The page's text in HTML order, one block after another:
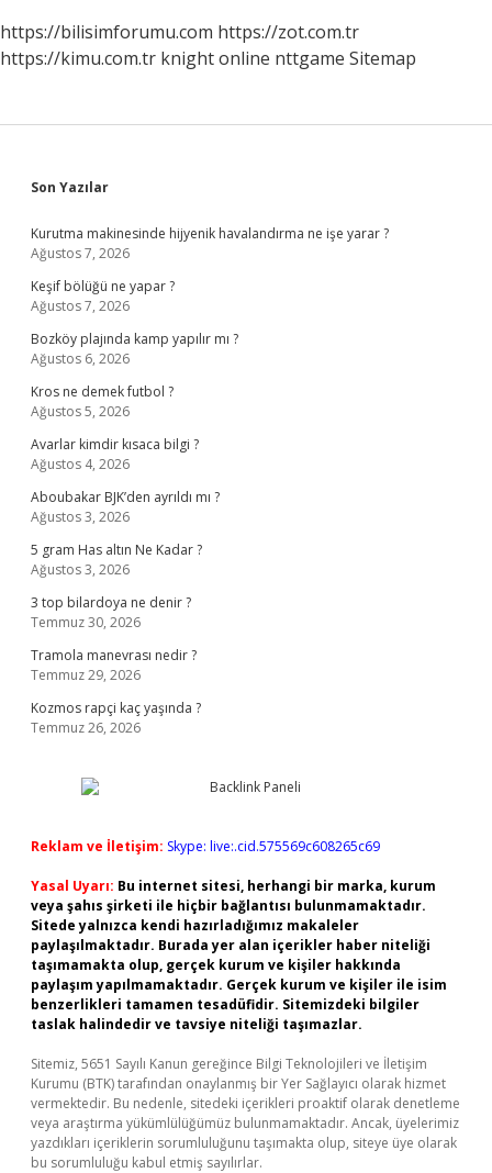
https://bilisimforumu.com https://zot.com.tr
https://kimu.com.tr knight online nttgame Sitemap
Sidebar
Son Yazılar
Kurutma makinesinde hijyenik havalandırma ne işe yarar ?
Ağustos 7, 2026
Keşif bölüğü ne yapar ?
Ağustos 7, 2026
Bozköy plajında kamp yapılır mı ?
Ağustos 6, 2026
Kros ne demek futbol ?
Ağustos 5, 2026
Avarlar kimdir kısaca bilgi ?
Ağustos 4, 2026
Aboubakar BJK’den ayrıldı mı ?
Ağustos 3, 2026
5 gram Has altın Ne Kadar ?
Ağustos 3, 2026
3 top bilardoya ne denir ?
Temmuz 30, 2026
Tramola manevrası nedir ?
Temmuz 29, 2026
Kozmos rapçi kaç yaşında ?
Temmuz 26, 2026
Reklam ve İletişim: Skype: live:.cid.575569c608265c69
Yasal Uyarı: Bu internet sitesi, herhangi bir marka, kurum
veya şahıs şirketi ile hiçbir bağlantısı bulunmamaktadır.
Sitede yalnızca kendi hazırladığımız makaleler
paylaşılmaktadır. Burada yer alan içerikler haber niteliği
taşımamakta olup, gerçek kurum ve kişiler hakkında
paylaşım yapılmamaktadır. Gerçek kurum ve kişiler ile isim
benzerlikleri tamamen tesadüfidir. Sitemizdeki bilgiler
taslak halindedir ve tavsiye niteliği taşımazlar.
Sitemiz, 5651 Sayılı Kanun gereğince Bilgi Teknolojileri ve İletişim
Kurumu (BTK) tarafından onaylanmış bir Yer Sağlayıcı olarak hizmet
vermektedir. Bu nedenle, sitedeki içerikleri proaktif olarak denetleme
veya araştırma yükümlülüğümüz bulunmamaktadır. Ancak, üyelerimiz
yazdıkları içeriklerin sorumluluğunu taşımakta olup, siteye üye olarak
bu sorumluluğu kabul etmiş sayılırlar.